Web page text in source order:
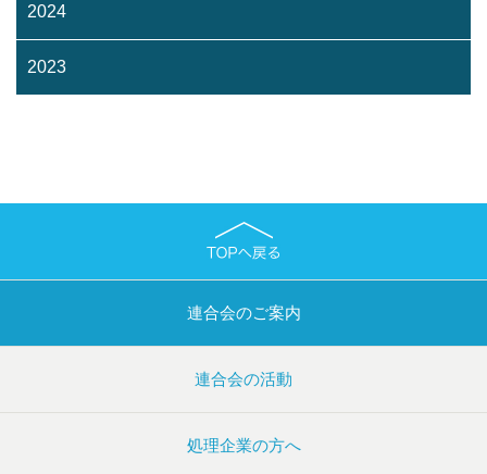
2024
2023
連合会のご案内
連合会の活動
処理企業の方へ